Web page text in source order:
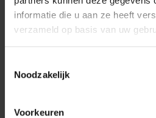
informatie die u aan ze heeft
verzameld op basis van uw
Noodzakelijk
Voorkeuren